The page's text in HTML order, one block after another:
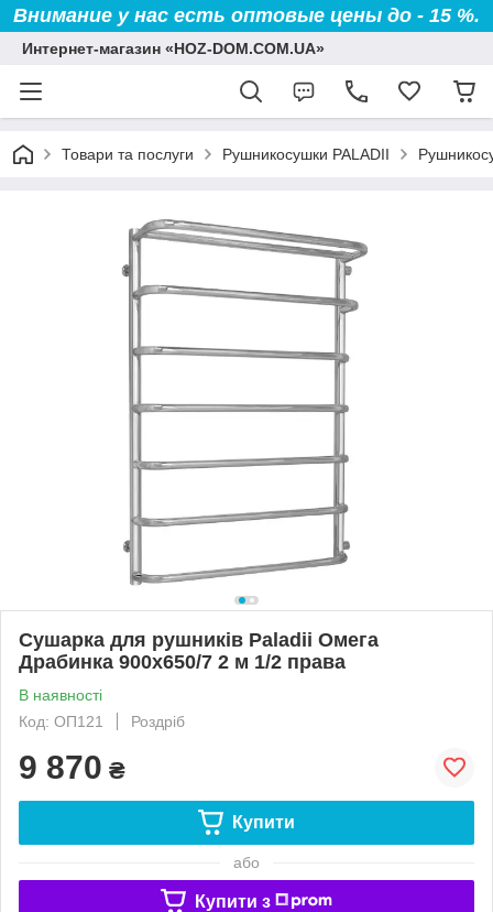
Внимание у нас есть оптовые цены до - 15 %.
Интернет-магазин «HOZ-DOM.COM.UA»
Товари та послуги Рушникосушки PALADII
Сушарка для рушників Paladii Омега
Драбинка 900х650/7 2 м 1/2 права
В наявності
Код: ОП121
Роздріб
9 870 ₴
Купити
або
Купити з